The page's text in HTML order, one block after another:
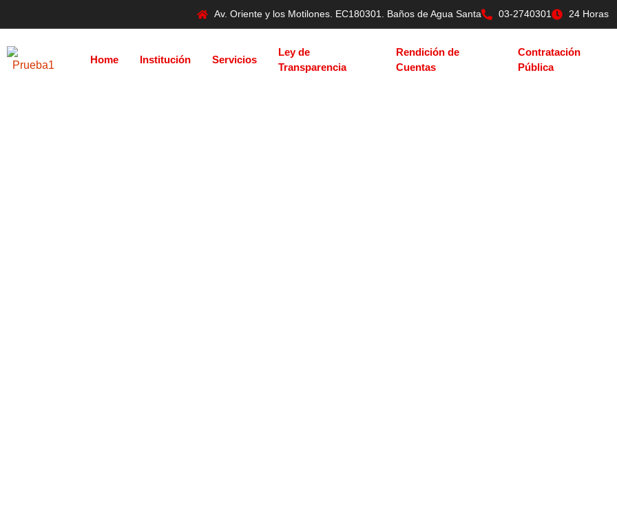
Av. Oriente y los Motilones. EC180301. Baños de Agua Santa 03-2740301 24 Horas
Home Institución Servicios
Ley de
Transparencia
Rendición de
Cuentas
Contratación
Pública